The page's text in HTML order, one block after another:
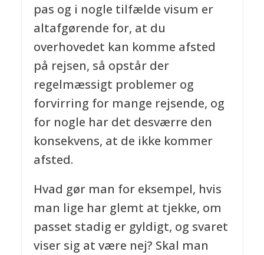
pas og i nogle tilfælde visum er
altafgørende for, at du
overhovedet kan komme afsted
på rejsen, så opstår der
regelmæssigt problemer og
forvirring for mange rejsende, og
for nogle har det desværre den
konsekvens, at de ikke kommer
afsted.
Hvad gør man for eksempel, hvis
man lige har glemt at tjekke, om
passet stadig er gyldigt, og svaret
viser sig at være nej? Skal man